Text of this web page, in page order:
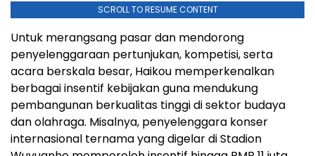
SCROLL TO RESUME CONTENT
Untuk merangsang pasar dan mendorong
penyelenggaraan pertunjukan, kompetisi, serta
acara berskala besar, Haikou memperkenalkan
berbagai insentif kebijakan guna mendukung
pembangunan berkualitas tinggi di sektor budaya
dan olahraga. Misalnya, penyelenggara konser
internasional ternama yang digelar di Stadion